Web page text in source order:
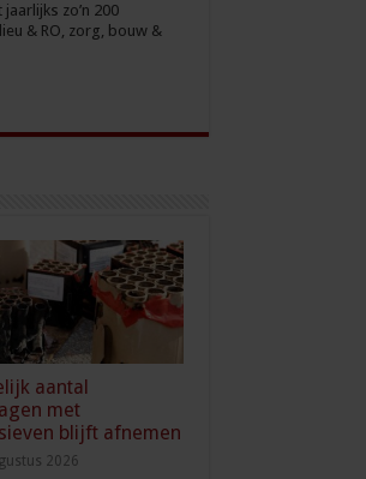
zo’n 200
& RO, zorg, bouw &
aantal
met
blijft afnemen
2026